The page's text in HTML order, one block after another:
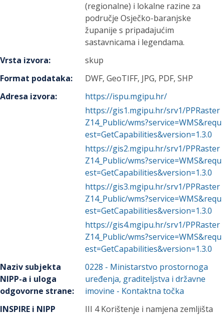
(regionalne) i lokalne razine za
područje Osječko-baranjske
županije s pripadajućim
sastavnicama i legendama.
Vrsta izvora:
skup
Format podataka:
DWF, GeoTIFF, JPG, PDF, SHP
Adresa izvora:
https://ispu.mgipu.hr/
https://gis1.mgipu.hr/srv1/PPRaster
Z14_Public/wms?service=WMS&requ
est=GetCapabilities&version=1.3.0
https://gis2.mgipu.hr/srv1/PPRaster
Z14_Public/wms?service=WMS&requ
est=GetCapabilities&version=1.3.0
https://gis3.mgipu.hr/srv1/PPRaster
Z14_Public/wms?service=WMS&requ
est=GetCapabilities&version=1.3.0
https://gis4.mgipu.hr/srv1/PPRaster
Z14_Public/wms?service=WMS&requ
est=GetCapabilities&version=1.3.0
Naziv subjekta
NIPP-a i uloga
odgovorne strane:
0228 - Ministarstvo prostornoga
uređenja, graditeljstva i državne
imovine - Kontaktna točka
INSPIRE i NIPP
III 4 Korištenje i namjena zemljišta